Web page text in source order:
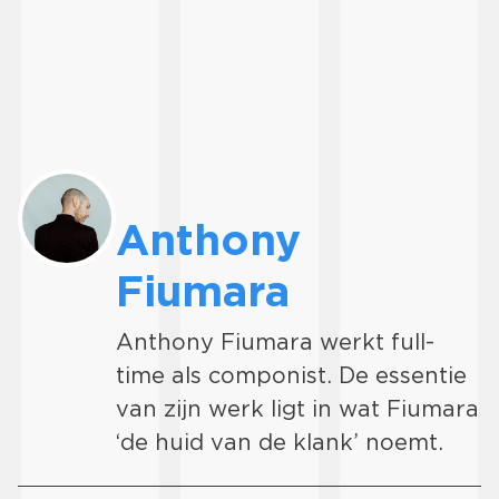
Anthony
Fiumara
Anthony Fiumara werkt full-
time als componist. De essentie
van zijn werk ligt in wat Fiumara
‘de huid van de klank’ noemt.